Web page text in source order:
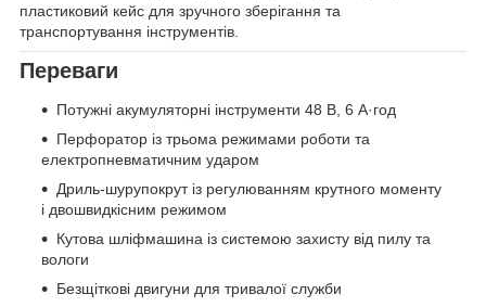
пластиковий кейс для зручного зберігання та
транспортування інструментів.
Переваги
Потужні акумуляторні інструменти 48 В, 6 А·год
Перфоратор із трьома режимами роботи та
електропневматичним ударом
Дриль-шурупокрут із регулюванням крутного моменту
і двошвидкісним режимом
Кутова шліфмашина із системою захисту від пилу та
вологи
Безщіткові двигуни для тривалої служби